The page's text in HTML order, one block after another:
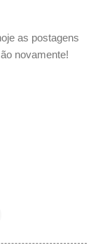
as postagens
novamente!